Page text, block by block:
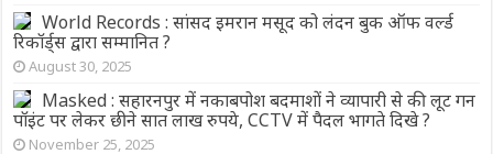
World Records : सांसद इमरान मसूद को लंदन बुक ऑफ वर्ल्ड
रिकॉर्ड्स द्वारा सम्मानित ?
August 30, 2025
Masked : सहारनपुर में नकाबपोश बदमाशों ने व्यापारी से की लूट गन
पॉइंट पर लेकर छीने सात लाख रुपये, CCTV में पैदल भागते दिखे ?
November 25, 2025